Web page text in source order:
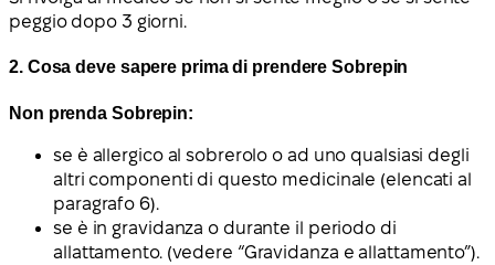
peggio dopo 3 giorni.
2. Cosa deve sapere prima di prendere Sobrepin
Non prenda Sobrepin:
se è allergico al sobrerolo o ad uno qualsiasi degli
altri componenti di questo medicinale (elencati al
paragrafo 6).
se è in gravidanza o durante il periodo di
allattamento. (vedere “Gravidanza e allattamento”).